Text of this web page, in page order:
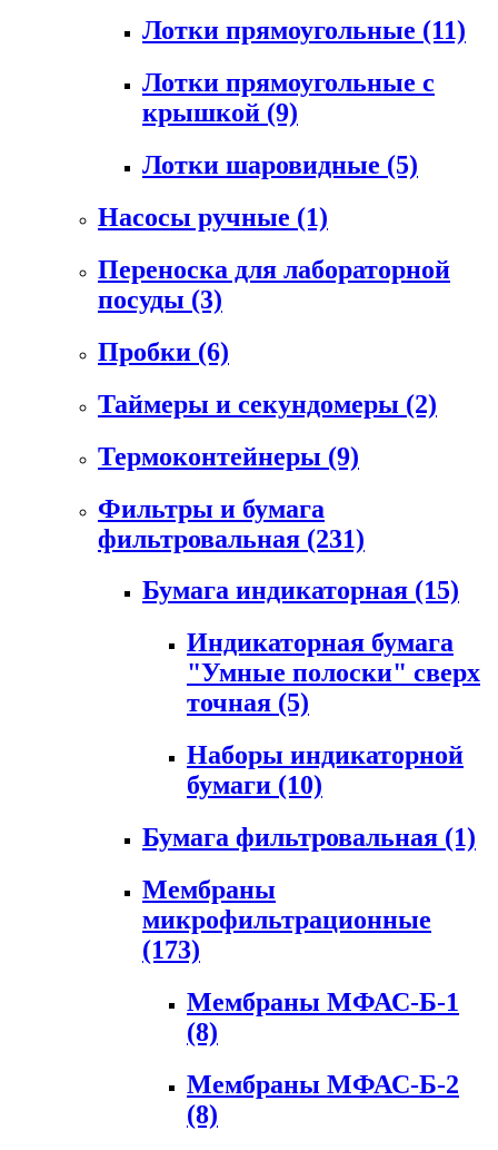
Лотки прямоугольные (11)
Лотки прямоугольные с
крышкой (9)
Лотки шаровидные (5)
Насосы ручные (1)
Переноска для лабораторной
посуды (3)
Пробки (6)
Таймеры и секундомеры (2)
Термоконтейнеры (9)
Фильтры и бумага
фильтровальная (231)
Бумага индикаторная (15)
Индикаторная бумага
"Умные полоски" сверх
точная (5)
Наборы индикаторной
бумаги (10)
Бумага фильтровальная (1)
Мембраны
микрофильтрационные
(173)
Мембраны МФАС-Б-1
(8)
Мембраны МФАС-Б-2
(8)